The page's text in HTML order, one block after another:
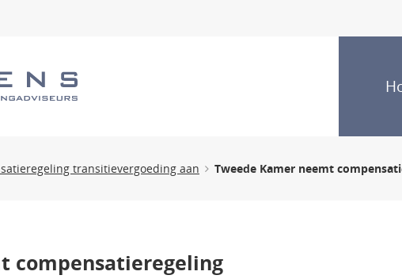
transitievergoeding aan Tweede Kamer neemt
compensatieregeling